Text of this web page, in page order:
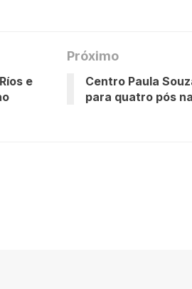
e
Próximo
Centro Paula
para quatro pós